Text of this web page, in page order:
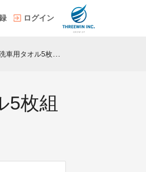
ログイン
オル5枚組セット
5枚組